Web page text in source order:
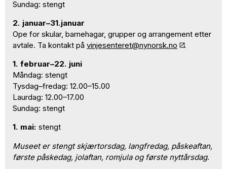
Sundag: stengt
2. januar–31.januar
Ope for skular, barnehagar, grupper og arrangement etter
avtale. Ta kontakt påvinjesenteret@nynorsk.no
.
1. februar–22. juni
Måndag: stengt
Tysdag–fredag: 12.00–15.00
Laurdag: 12.00–17.00
Sundag: stengt
1. mai: stengt
Museet er stengt skjærtorsdag, langfredag, påskeaftan,
første påskedag, jolaftan, romjula og første nyttårsdag.